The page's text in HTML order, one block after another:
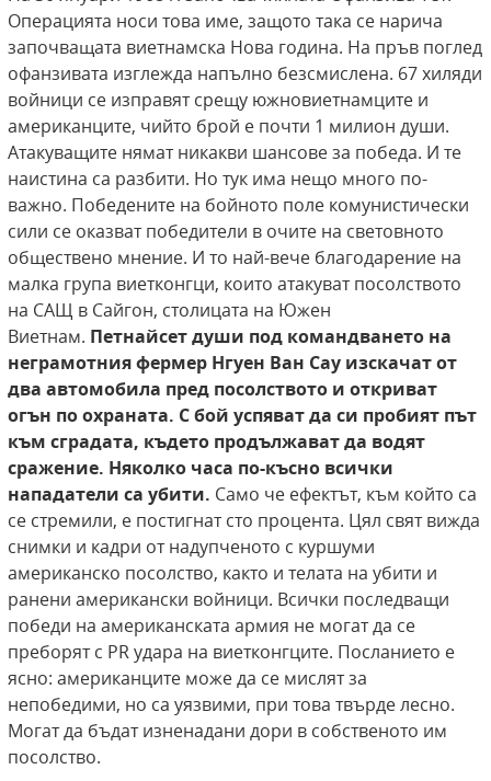
Операцията носи това име, защото така се нарича
започващата виетнамска Нова година. На пръв поглед
офанзивата изглежда напълно безсмислена. 67 хиляди
войници се изправят срещу южновиетнамците и
американците, чийто брой е почти 1 милион души.
Атакуващите нямат никакви шансове за победа. И те
наистина са разбити. Но тук има нещо много по-
важно. Победените на бойното поле комунистически
сили се оказват победители в очите на световното
обществено мнение. И то най-вече благодарение на
малка група виетконгци, които атакуват посолството
на САЩ в Сайгон, столицата на Южен
Виетнам. Петнайсетдуши под командването на
неграмотния фермер Нгуен Ван Сау изскачат от
два автомобила пред посолството и откриват
огън по охраната. С бой успяват да си пробият път
към сградата, където продължават да водят
сражение. Няколко часа по-късно всички
нападатели са убити. Само че ефектът, към който са
се стремили, е постигнат сто процента. Цял свят вижда
снимки и кадри от надупченото с куршуми
американско посолство, както и телата на убити и
ранени американски войници. Всички последващи
победи на американската армия не могат да се
преборят с PR удара на виетконгците. Посланието е
ясно: американците може да се мислят за
непобедими, но са уязвими, при това твърде лесно.
Могат да бъдат изненадани дори в собственото им
посолство.